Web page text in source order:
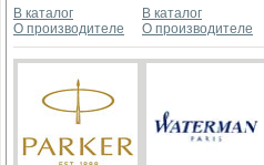
В каталог
О производителе
В каталог
О производителе